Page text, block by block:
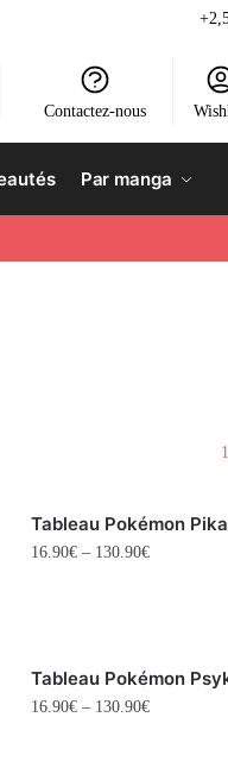
Contactez-nous
Par manga
1
Tableau Pokémon
16.90€ – 130.90€
Tableau Pokémon
16.90€ – 130.90€